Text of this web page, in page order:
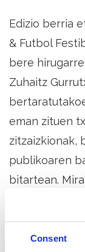
Consent
Edizio berria
& Futbol
bere
Zuhaitz
eman zituen
zitzaizkionak,
publikoaren
bitartean.
oso modu
bertsolaritza
dute.